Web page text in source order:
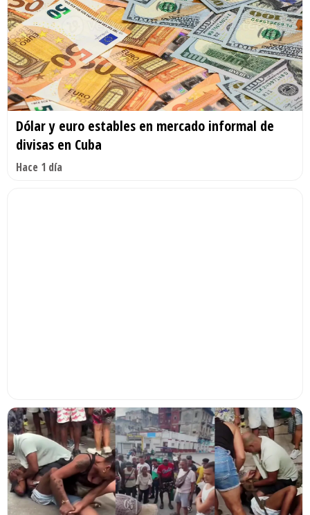
Dólar y euro estables en mercado informal de
divisas en Cuba
Hace 1 día